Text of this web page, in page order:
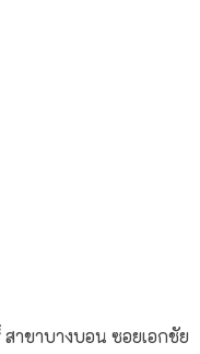
าขาบางบอน ซอยเอกชัย